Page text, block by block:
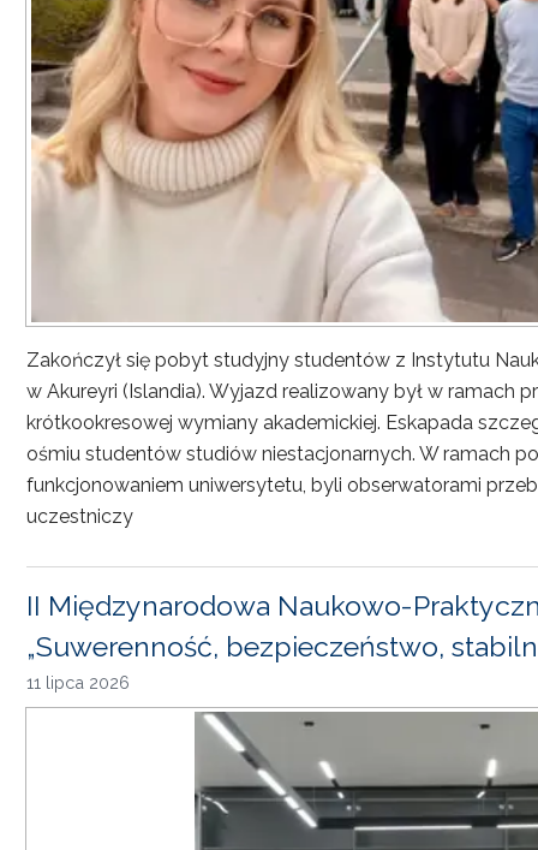
Zakończył się pobyt studyjny studentów z Instytutu
w Akureyri (Islandia). Wyjazd realizowany był w ramach
krótkookresowej wymiany akademickiej. Eskapada
ośmiu studentów studiów niestacjonarnych. W ramach
funkcjonowaniem uniwersytetu, byli obserwatorami
uczestniczy
II Międzynarodowa Naukowo-
„Suwerenność, bezpieczeństwo,
11 lipca 2026